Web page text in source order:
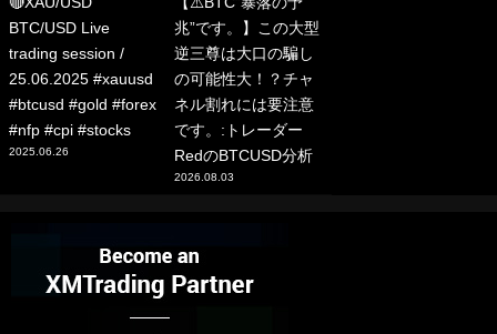
BTC/USD Live
trading session /
25.06.2025 #xauusd
#btcusd #gold #forex
#nfp #cpi #stocks
2025.06.26
兆”です。】この大型
逆三尊は大口の騙し
の可能性大！？チャ
ネル割れには要注意
です。:トレーダー
RedのBTCUSD分析
2026.08.03